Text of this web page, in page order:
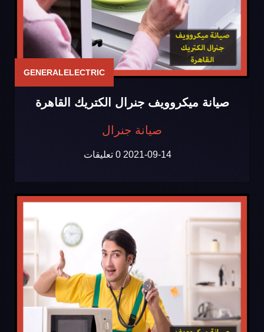
GENERALELECTRIC
صيانة ميكروويف جنرال الكتريك القاهرة
صيانة جنرال
2021-09-14 0 تعليقات